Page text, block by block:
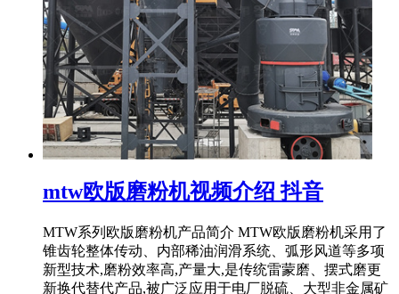
mtw欧版磨粉机视频介绍 抖音
MTW系列欧版磨粉机产品简介 MTW欧版磨粉机采用了
锥齿轮整体传动、内部稀油润滑系统、弧形风道等多项
新型技术,磨粉效率高,产量大,是传统雷蒙磨、摆式磨更
新换代替代产品,被广泛应用于电厂脱硫、大型非金属矿